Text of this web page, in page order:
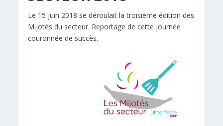
Le 15 juin 2018 se déroulait la troisième édition des
Mijotés du secteur. Reportage de cette journée
couronnée de succès.